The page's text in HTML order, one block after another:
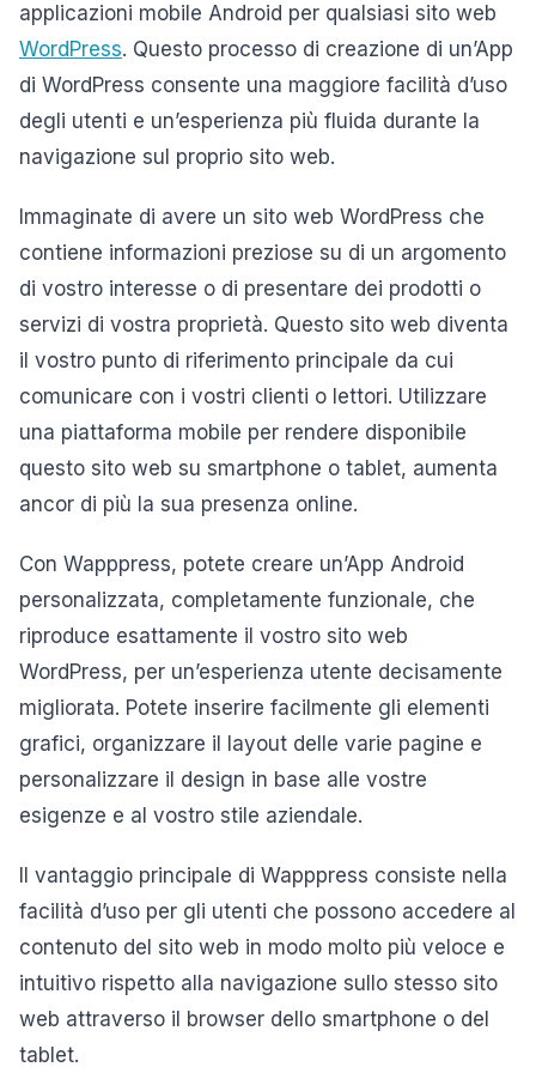
applicazioni mobile Android per qualsiasi sito web
WordPress. Questo processo di creazione di un’App
di WordPress consente una maggiore facilità d’uso
degli utenti e un’esperienza più fluida durante la
navigazione sul proprio sito web.
Immaginate di avere un sito web WordPress che
contiene informazioni preziose su di un argomento
di vostro interesse o di presentare dei prodotti o
servizi di vostra proprietà. Questo sito web diventa
il vostro punto di riferimento principale da cui
comunicare con i vostri clienti o lettori. Utilizzare
una piattaforma mobile per rendere disponibile
questo sito web su smartphone o tablet, aumenta
ancor di più la sua presenza online.
Con Wapppress, potete creare un’App Android
personalizzata, completamente funzionale, che
riproduce esattamente il vostro sito web
WordPress, per un’esperienza utente decisamente
migliorata. Potete inserire facilmente gli elementi
grafici, organizzare il layout delle varie pagine e
personalizzare il design in base alle vostre
esigenze e al vostro stile aziendale.
Il vantaggio principale di Wapppress consiste nella
facilità d’uso per gli utenti che possono accedere al
contenuto del sito web in modo molto più veloce e
intuitivo rispetto alla navigazione sullo stesso sito
web attraverso il browser dello smartphone o del
tablet.